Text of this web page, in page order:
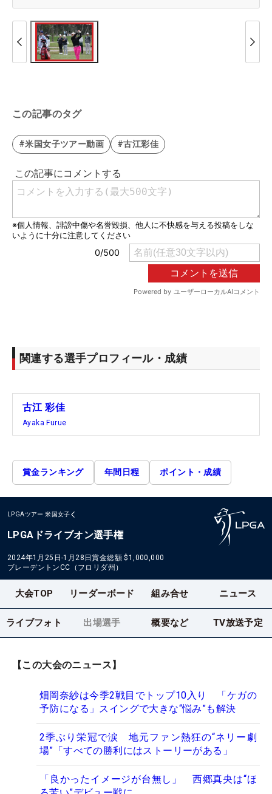
この記事のタグ
#米国女子ツアー動画 #古江彩佳
関連する選手プロフィール・成績
古江 彩佳
Ayaka Furue
賞金ランキング 年間日程 ポイント・成績
LPGAツアー 米国女子
LPGAドライブオン選手権
2024年1月25日-1月28日賞金総額 $1,000,000
ブレーデントンCC（フロリダ州）
大会TOP リーダーボード 組み合せ ニュース
ライブフォト 出場選手 概要など TV放送予定
【この大会のニュース】
畑岡奈紗は今季2戦目でトップ10入り 「ケガの
予防になる」スイングで大きな“悩み”も解決
2季ぶり栄冠で涙 地元ファン熱狂の“ネリー劇
場”「すべての勝利にはストーリーがある」
「良かったイメージが台無し」 西郷真央は“ほ